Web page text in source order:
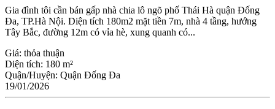
Gia đình tôi cần bán gấp nhà chia lô ngõ phố Thái Hà quận Đống
Đa, TP.Hà Nội. Diện tích 180m2 mặt tiền 7m, nhà 4 tầng, hướng
Tây Bắc, đường 12m có vỉa hè, xung quanh có...
Giá: thỏa thuận
Diện tích: 180 m²
Quận/Huyện: Quận Đống Đa
19/01/2026